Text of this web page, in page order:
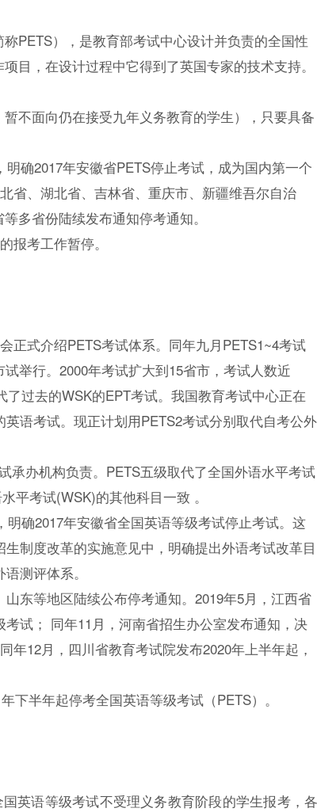
PETS），是教育部考试中心设计并负责的全国性
目，在设计过程中它得到了英国专家的技术支持。
不面向仍在接受九年义务教育的学生），只要具备
确2017年安徽省PETS停止考试，成为国内第一个
省、湖北省、吉林省、重庆市、新疆维吾尔自治
多省份陆续发布通知停考通知。
报考工作暂停。
正式介绍PETS考试体系。同年九月PETS1~4考试
举行。2000年考试扩大到15省市，考试人数近
过去的WSK的EPT考试。我国教育考试中心正在
语考试。现正计划用PETS2考试分别取代自考公外
承办机构负责。PETS五级取代了全国外语水平考试
平考试(WSK)的其他科目一致 。
确2017年安徽省全国英语等级考试停止考试。这
制度改革的实施意见中，明确提出外语考试改革目
测评体系。
东等地区陆续公布停考通知。2019年5月，江西省
试； 同年11月，河南省招生办公室发布通知，决
年12月，四川省教育考试院发布2020年上半年起，
下半年起停考全国英语等级考试（PETS）。
英语等级考试不受理义务教育阶段的学生报考，各